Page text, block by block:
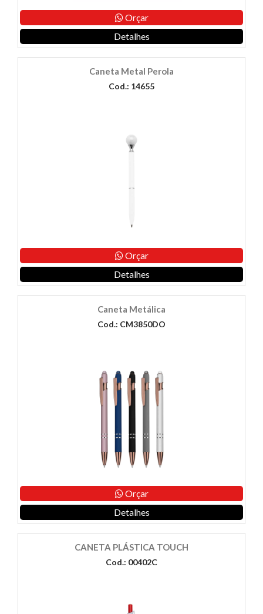
Orçar
Detalhes
Caneta Metal Perola
Cod.: 14655
Orçar
Detalhes
Caneta Metálica
Cod.: CM3850DO
Orçar
Detalhes
CANETA PLÁSTICA TOUCH
Cod.: 00402C